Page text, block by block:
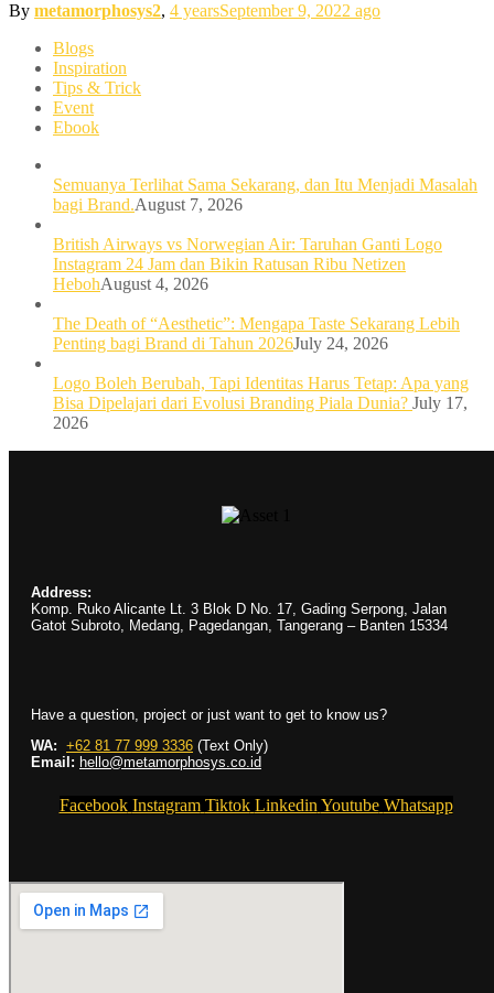
By metamorphosys2, 4 yearsSeptember 9, 2022 ago
Blogs
Inspiration
Tips & Trick
Event
Ebook
Semuanya Terlihat Sama Sekarang, dan Itu Menjadi Masalah
bagi Brand.August 7, 2026
British Airways vs Norwegian Air: Taruhan Ganti Logo
Instagram 24 Jam dan Bikin Ratusan Ribu Netizen
HebohAugust 4, 2026
The Death of “Aesthetic”: Mengapa Taste Sekarang Lebih
Penting bagi Brand di Tahun 2026July 24, 2026
Logo Boleh Berubah, Tapi Identitas Harus Tetap: Apa yang
Bisa Dipelajari dari Evolusi Branding Piala Dunia? July 17,
2026
Address:
Komp. Ruko Alicante Lt. 3 Blok D No. 17, Gading Serpong, Jalan
Gatot Subroto, Medang, Pagedangan, Tangerang – Banten 15334
Have a question, project or just want to get to know us?
WA: +62 81 77 999 3336 (Text Only)
Email: hello@metamorphosys.co.id
Facebook Instagram Tiktok Linkedin Youtube Whatsapp